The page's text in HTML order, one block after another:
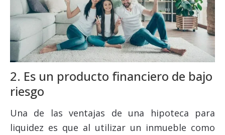
2. Es un producto financiero de bajo
riesgo
Una de las ventajas de una hipoteca para
liquidez es que al utilizar un inmueble como